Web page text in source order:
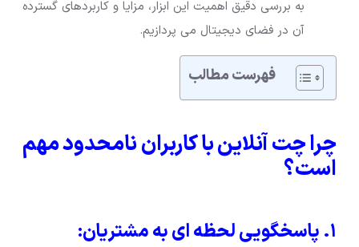
به بررسی دقیق اهمیت این ابزار، مزایا و کاربردهای گسترده
آن در فضای دیجیتال می پردازیم.
فهرست مطالب
چرا چت آنلاین با کاربران نامحدود مهم
است؟
۱. پاسخگویی لحظه ای به مشتریان: